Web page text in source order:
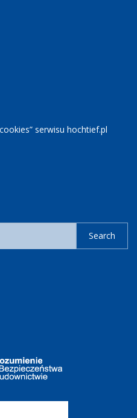
serwisu hochtief.pl